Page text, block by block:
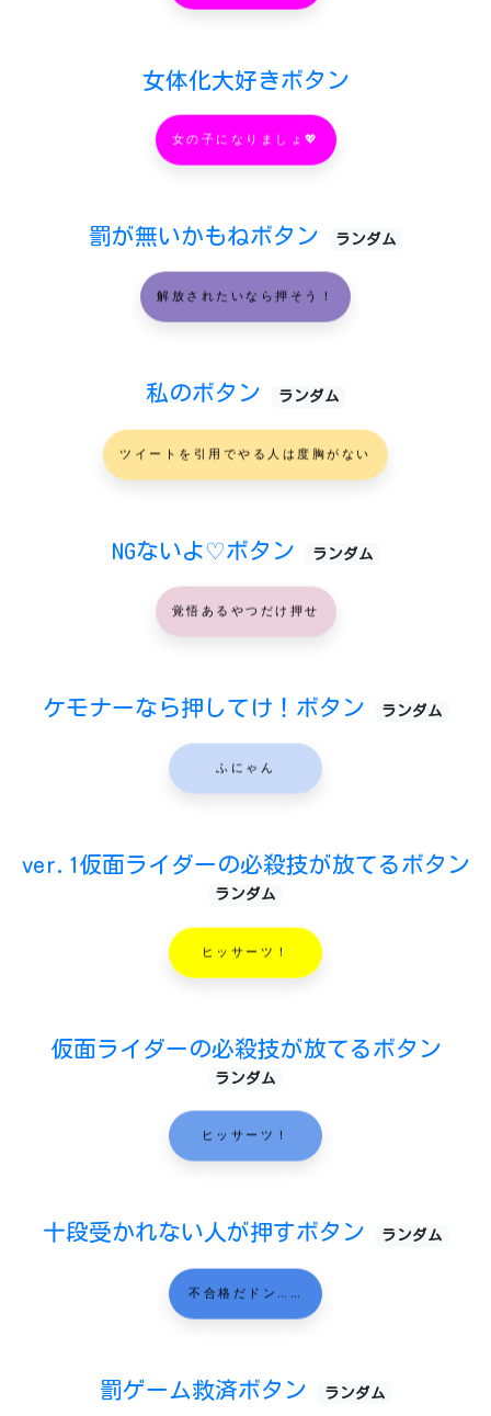
女体化大好きボタン
女の子になりましょ💖
罰が無いかもねボタン ランダム
解放されたいなら押そう！
私のボタン ランダム
ツイートを引用でやる人は度胸がない
NGないよ♡ボタン ランダム
覚悟あるやつだけ押せ
ケモナーなら押してけ！ボタン ランダム
ふにゃん
ver.1仮面ライダーの必殺技が放てるボタン
ランダム
ヒッサーツ！
仮面ライダーの必殺技が放てるボタン
ランダム
ヒッサーツ！
十段受かれない人が押すボタン ランダム
不合格だドン……
罰ゲーム救済ボタン ランダム